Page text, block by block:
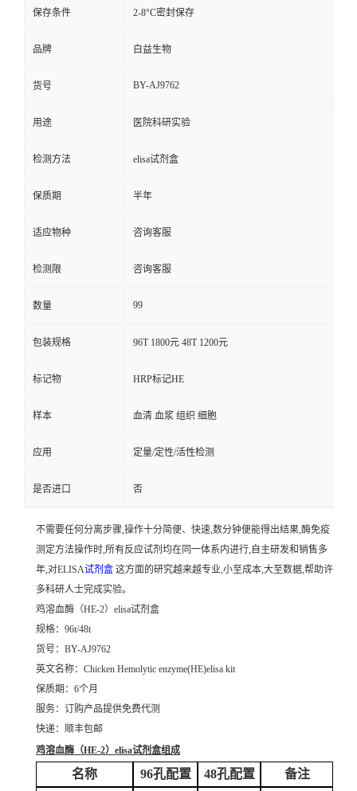
保存条件 2-8°C密封保存
品牌 白益生物
货号 BY-AJ9762
用途 医院科研实验
检测方法 elisa试剂盒
保质期 半年
适应物种 咨询客服
检测限 咨询客服
数量 99
包装规格 96T 1800元 48T 1200元
标记物 HRP标记HE
样本 血清 血浆 组织 细胞
应用 定量/定性/活性检测
是否进口 否
不需要任何分离步骤,操作十分简便、快速,数分钟便能得出结果,酶免疫
测定方法操作时,所有反应试剂均在同一体系内进行,自主研发和销售多
年,对ELISA试剂盒 这方面的研究越来越专业,小至成本,大至数据,帮助许
多科研人士完成实验。
鸡溶血酶（HE-2）elisa试剂盒
规格：96t/48t
货号：BY-AJ9762
英文名称： Chicken Hemolytic enzyme(HE)elisa kit
保质期：6个月
服务：订购产品提供免费代测
快递：顺丰包邮
鸡溶血酶（HE-2）elisa试剂盒组成
名称 96孔配置 48孔配置 备注